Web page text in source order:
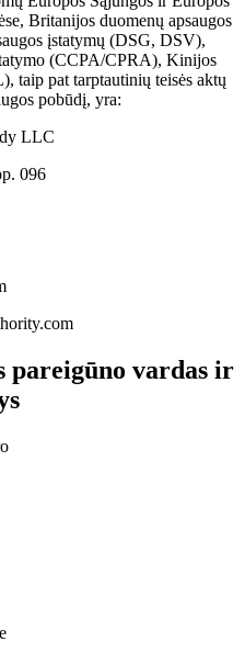
Britanijos duomenų apsaugos
įstatymų (DSG, DSV),
(CCPA/CPRA), Kinijos
taip pat tarptautinių teisės aktų
pobūdį, yra:
LLC
096
pareigūno vardas ir